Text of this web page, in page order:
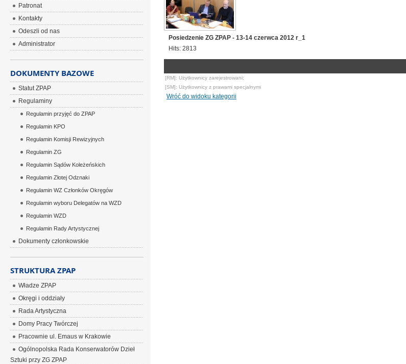
Posiedzenie ZG ZPAP - 13-14 czerwca 2012 r_1
Hits: 2813
[RM]: Użytkownicy zarejestrowani;
[SM]: Użytkownicy z prawami specjalnymi
Wróć do widoku kategorii
Patronat
Kontakty
Odeszli od nas
Administrator
DOKUMENTY BAZOWE
Statut ZPAP
Regulaminy
Regulamin przyjęć do ZPAP
Regulamin KPO
Regulamin Komisji Rewizyjnych
Regulamin ZG
Regulamin Sądów Koleżeńskich
Regulamin Złotej Odznaki
Regulamin WZ Członków Okręgów
Regulamin wyboru Delegatów na WZD
Regulamin WZD
Regulamin Rady Artystycznej
Dokumenty członkowskie
STRUKTURA ZPAP
Władze ZPAP
Okręgi i oddziały
Rada Artystyczna
Domy Pracy Twórczej
Pracownie ul. Emaus w Krakowie
Ogólnopolska Rada Konserwatorów Dzieł
Sztuki przy ZG ZPAP